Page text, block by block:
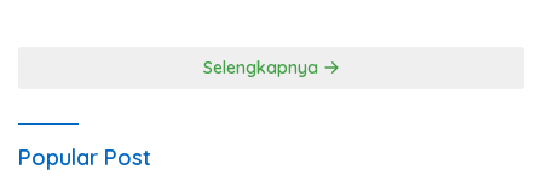
Selengkapnya
Popular Post